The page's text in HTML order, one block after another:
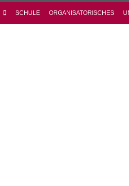
SCHULE ORGANISATORISCHES